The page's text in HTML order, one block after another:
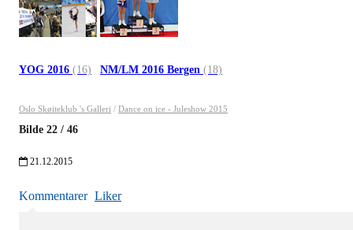
YOG 2016 (16) NM/LM 2016 Bergen (18)
Oslo Skøiteklub 's Galleri / Dance on ice - Juleshow 2015
Bilde 22 / 46
21.12.2015
Kommentarer Liker